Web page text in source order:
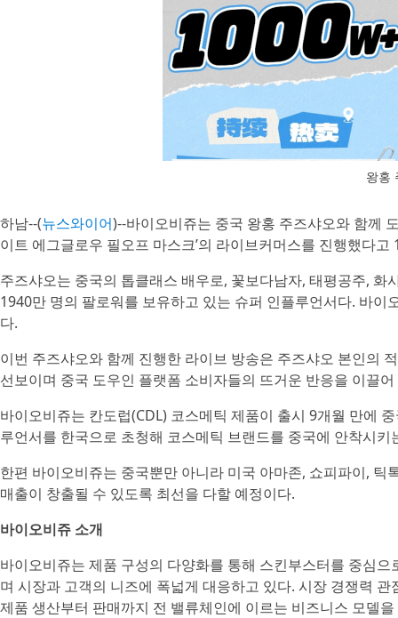
왕홍
하남--(뉴스와이어)--바이오비쥬는 중국 왕홍 주즈샤오와 함께
이트 에그글로우 필오프 마스크’의 라이브커머스를 진행했다고
주즈샤오는 중국의 톱클래스 배우로, 꽃보다남자, 태평공주,
1940만 명의 팔로워를 보유하고 있는 슈퍼 인플루언서다. 바
다.
이번 주즈샤오와 함께 진행한 라이브 방송은 주즈샤오 본인의
선보이며 중국 도우인 플랫폼 소비자들의 뜨거운 반응을 이끌
바이오비쥬는 칸도럽(CDL) 코스메틱 제품이 출시 9개월 만에
루언서를 한국으로 초청해 코스메틱 브랜드를 중국에 안착시
한편 바이오비쥬는 중국뿐만 아니라 미국 아마존, 쇼피파이,
매출이 창출될 수 있도록 최선을 다할 예정이다.
바이오비쥬 소개
바이오비쥬는 제품 구성의 다양화를 통해 스킨부스터를 중심
며 시장과 고객의 니즈에 폭넓게 대응하고 있다. 시장 경쟁력
제품 생산부터 판매까지 전 밸류체인에 이르는 비즈니스 모델